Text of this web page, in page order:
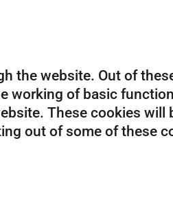
the website. Out of
working of basic
These cookies will
out of some of these